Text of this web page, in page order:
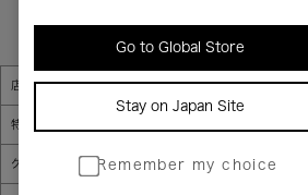
Go to Global Store
Stay on Japan Site
Remember my choice
当店について
店舗一覧 販売規約
特定商取引法に基づく表示 個人情報
グローバルプライバシーポリシー コンプラ